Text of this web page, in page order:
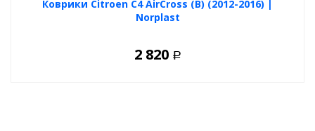
Коврики Citroen C4 AirCross (B) (2012-2016) |
Norplast
2 820 Р